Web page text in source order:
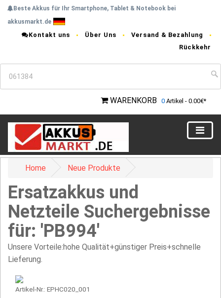
Beste Akkus für Ihr Smartphone, Tablet & Notebook bei
akkusmarkt.de
Kontakt uns Über Uns
Versand & Bezahlung
Rückkehr
WARENKORB 0 Artikel - 0.00€*
Home Neue Produkte
Ersatzakkus und
Netzteile Suchergebnisse
für: 'PB994'
Unsere Vorteile:hohe Qualität+günstiger Preis+schnelle
Lieferung.
Artikel-Nr.: EPHC020_001